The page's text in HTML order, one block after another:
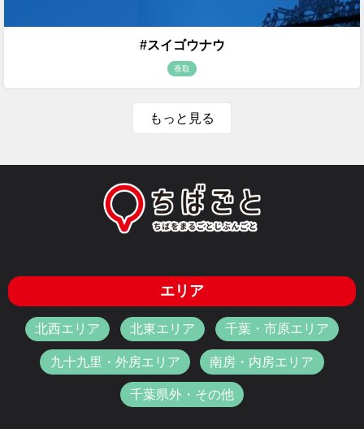
#スイゴウナウ
香取
もっと見る
エリア
北西エリア 北東エリア 千葉・市原エリア
九十九里・外房エリア 南房・内房エリア
千葉県外・その他